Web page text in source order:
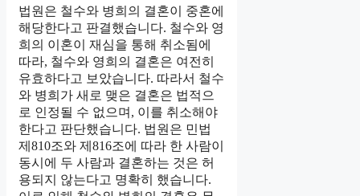
법원은 철수와 병희의 결혼이 중혼에
해당한다고 판결했습니다. 철수와 영
희의 이혼이 재심을 통해 취소됨에
따라, 철수와 영희의 결혼은 여전히
유효하다고 보았습니다. 따라서 철수
와 병희가 새로 맺은 결혼은 법적으
로 인정될 수 없으며, 이를 취소해야
한다고 판단했습니다. 법원은 민법
제810조와 제816조에 따라 한 사람이
동시에 두 사람과 결혼하는 것은 허
용되지 않는다고 명확히 했습니다.